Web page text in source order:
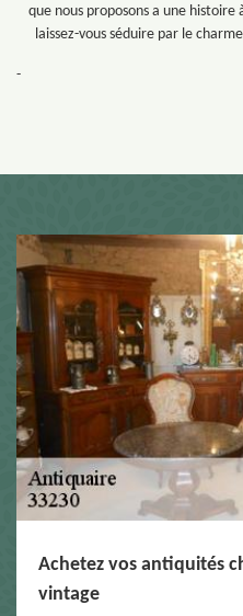
que nous proposons a une
laissez-vous séduire par le
-
Achetez vos antiquités
vintage